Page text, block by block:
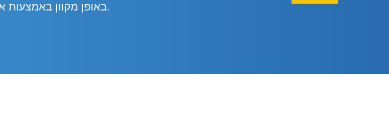
חופשית של קבצי Word באופן מקוון באמצעות אפליקציה עם הורדה מיידית.